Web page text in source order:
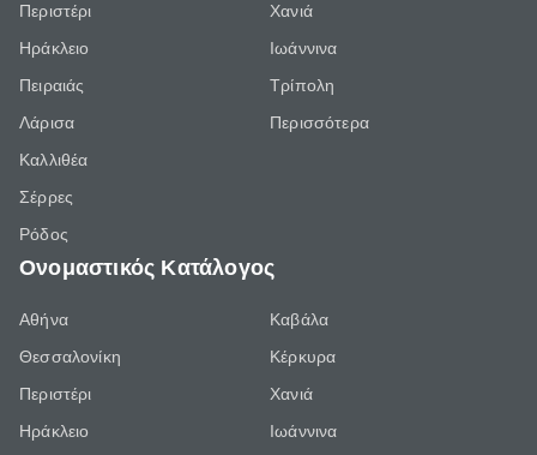
Περιστέρι
Ηράκλειο
Πειραιάς
Λάρισα
Καλλιθέα
Σέρρες
Ρόδος
Χανιά
Ιωάννινα
Τρίπολη
Περισσότερα
Ονομαστικός Κατάλογος
Αθήνα
Θεσσαλονίκη
Περιστέρι
Ηράκλειο
Καβάλα
Κέρκυρα
Χανιά
Ιωάννινα